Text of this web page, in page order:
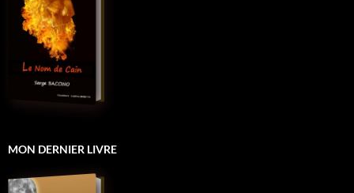
MON DERNIER LIVRE